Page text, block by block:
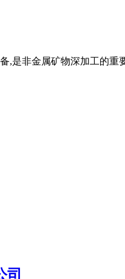
是非金属矿物深加工的
司